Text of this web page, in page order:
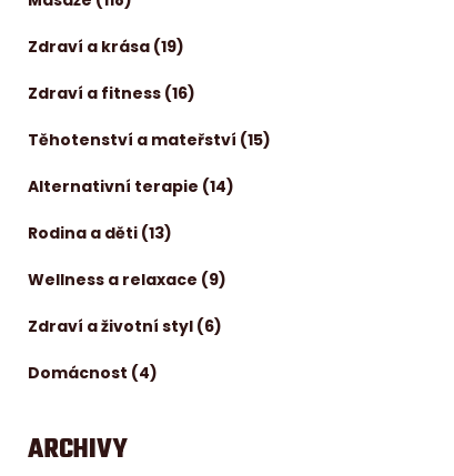
Zdraví a krása (19)
Zdraví a fitness (16)
Těhotenství a mateřství (15)
Alternativní terapie (14)
Rodina a děti (13)
Wellness a relaxace (9)
Zdraví a životní styl (6)
Domácnost (4)
ARCHIVY